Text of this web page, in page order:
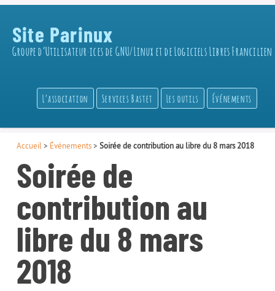
Site Parinux
Groupe d’Utilisateur·ices de GNU/Linux et de Logiciels Libres Francilien
L’association Services Bastet Les outils Événements
Accueil > Événements> Soirée de contribution au libre du 8 mars 2018
Soirée de
contribution au
libre du 8 mars
2018